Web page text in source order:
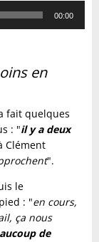
00:00
en
fait quelques
: "il y a deux
Clément
".
le
: "en cours,
ça nous
de